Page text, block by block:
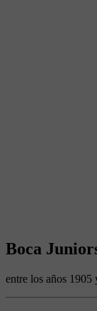
Boca
entre los años